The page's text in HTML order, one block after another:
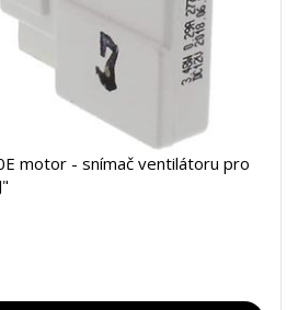
motor - snímač ventilátoru pro